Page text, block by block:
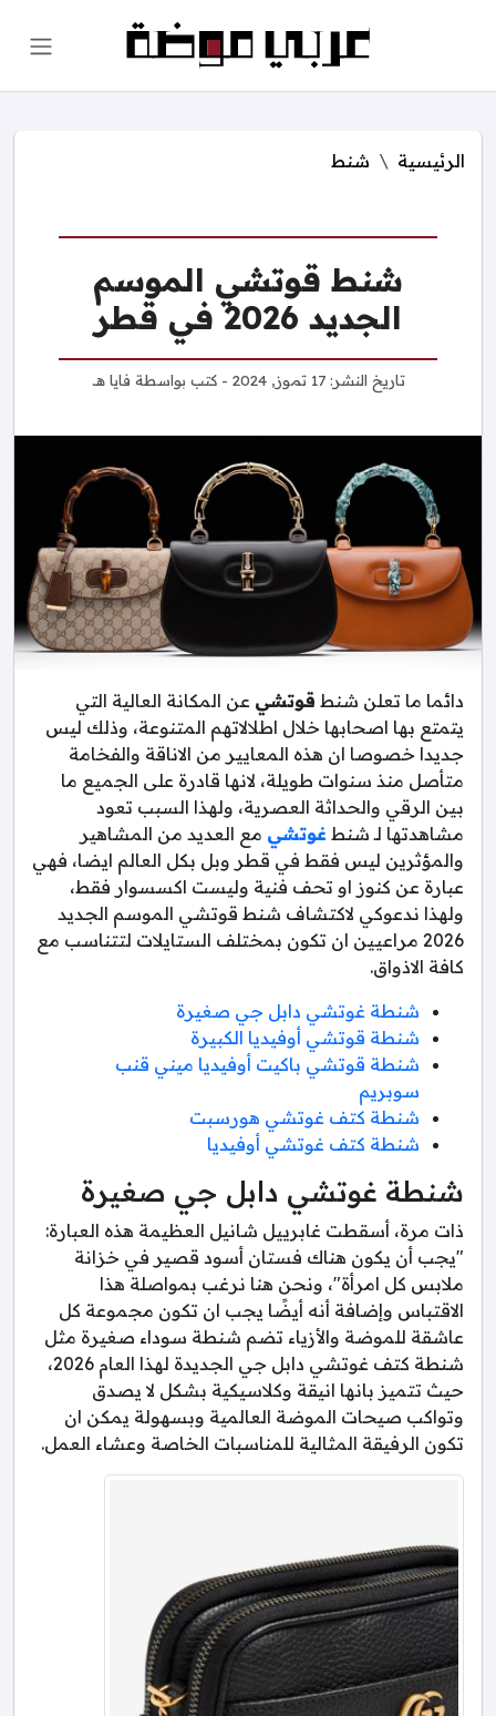
الرئيسية شنط
شنط قوتشي الموسم
الجديد 2026 في قطر
تاريخ النشر:17 تموز, 2024 - كتب بواسطة فايا هـ.
دائما ما تعلن شنط قوتشي عن المكانة العالية التي
يتمتع بها اصحابها خلال اطلالاتهم المتنوعة، وذلك ليس
جديدا خصوصا ان هذه المعايير من الاناقة والفخامة
متأصل منذ سنوات طويلة، لانها قادرة على الجميع ما
بين الرقي والحداثة العصرية، ولهذا السبب تعود
مشاهدتها لـ شنط غوتشي مع العديد من المشاهير
والمؤثرين ليس فقط في قطر وبل بكل العالم ايضا، فهي
عبارة عن كنوز او تحف فنية وليست اكسسوار فقط،
ولهذا ندعوكي لاكتشاف شنط قوتشي الموسم الجديد
2026 مراعيين ان تكون بمختلف الستايلات لتتناسب مع
كافة الاذواق.
شنطة غوتشي دابل جي صغيرة
شنطة قوتشي أوفيديا الكبيرة
شنطة قوتشي باكيت أوفيديا ميني قنب
سوبريم
شنطة كتف غوتشي هورسبت
شنطة كتف غوتشي أوفيديا
شنطة غوتشي دابل جي صغيرة
ذات مرة، أسقطت غابرييل شانيل العظيمة هذه العبارة:
"يجب أن يكون هناك فستان أسود قصير في خزانة
ملابس كل امرأة"، ونحن هنا نرغب بمواصلة هذا
الاقتباس وإضافة أنه أيضًا يجب ان تكون مجموعة كل
عاشقة للموضة والأزياء تضم شنطة سوداء صغيرة مثل
شنطة كتف غوتشي دابل جي الجديدة لهذا العام 2026،
حيث تتميز بانها انيقة وكلاسيكية بشكل لا يصدق
وتواكب صيحات الموضة العالمية وبسهولة يمكن ان
تكون الرفيقة المثالية للمناسبات الخاصة وعشاء العمل.